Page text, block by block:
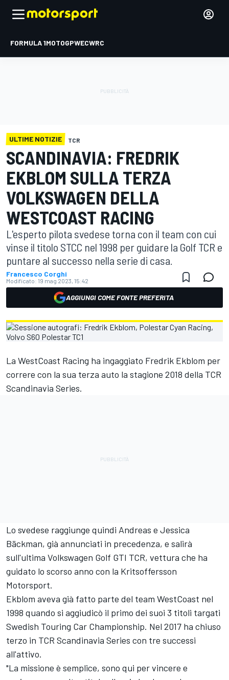
FORMULA 1MOTOGPWECWRC
ULTIME NOTIZIE TCR
SCANDINAVIA: FREDRIK
EKBLOM SULLA TERZA
VOLKSWAGEN DELLA
WESTCOAST RACING
L'esperto pilota svedese torna con il team con cui
vinse il titolo STCC nel 1998 per guidare la Golf TCR e
puntare al successo nella serie di casa.
Francesco Corghi
Modificato: 19 mag 2023, 15:42
AGGIUNGI COME FONTE PREFERITA
La WestCoast Racing ha ingaggiato Fredrik Ekblom per
correre con la sua terza auto la stagione 2018 della TCR
Scandinavia Series.
Lo svedese raggiunge quindi Andreas e Jessica
Bäckman, già annunciati in precedenza, e salirà
sull'ultima Volkswagen Golf GTI TCR, vettura che ha
guidato lo scorso anno con la Kritsoffersson
Motorsport.
Ekblom aveva già fatto parte del team WestCoast nel
1998 quando si aggiudicò il primo dei suoi 3 titoli targati
Swedish Touring Car Championship. Nel 2017 ha chiuso
terzo in TCR Scandinavia Series con tre successi
all'attivo.
"La missione è semplice, sono qui per vincere e